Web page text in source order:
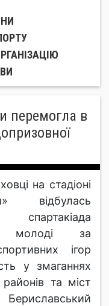
перемогла в
на стадіоні
відбулась
молоді за
ігор
у змаганнях
та міст